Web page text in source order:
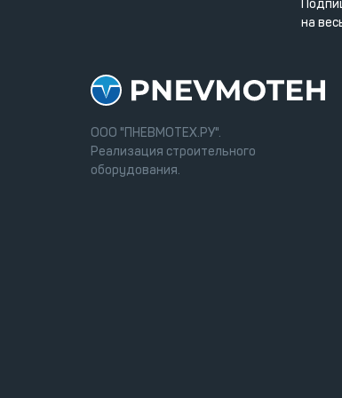
на
ООО "ПНЕВМОТЕХ.РУ".
Реализация строительного
оборудования.